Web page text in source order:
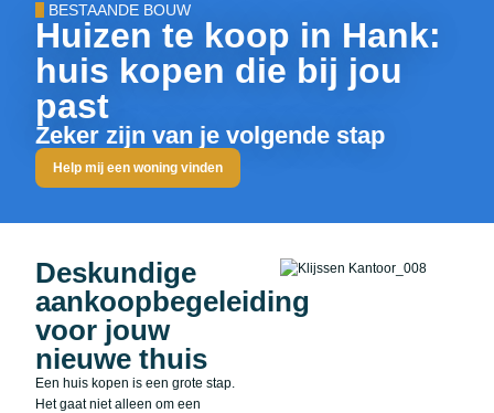
BESTAANDE BOUW
Huizen te koop in Hank:
huis kopen die bij jou
past
Zeker zijn van je volgende stap
Help mij een woning vinden
Deskundige
aankoopbegeleiding
voor jouw
nieuwe thuis
Een huis kopen is een grote stap.
Het gaat niet alleen om een